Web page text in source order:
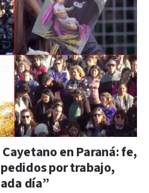
en Paraná: fe,
por trabajo,
día”